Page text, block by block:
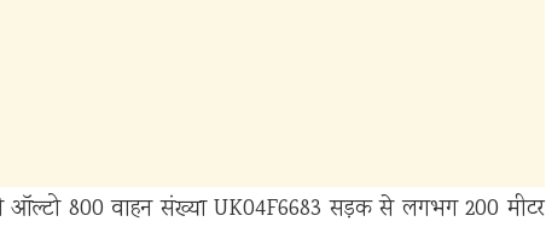
ऑल्टो 800 वाहन संख्या UK04F6683 सड़क से लगभग 200 मीटर